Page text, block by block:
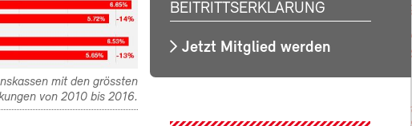
mit den grössten
von 2010 bis 2016.
BEITRITTSERKLÄRUNG
Jetzt Mitglied werden